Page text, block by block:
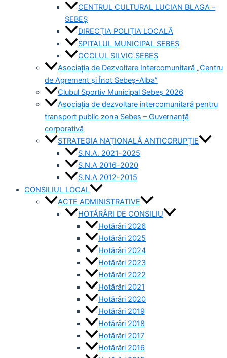
CENTRUL CULTURAL LUCIAN BLAGA –
SEBEȘ
DIRECȚIA POLIȚIA LOCALĂ
SPITALUL MUNICIPAL SEBEȘ
OCOLUL SILVIC SEBEȘ
Asociația de Dezvoltare Intercomunitară „Centru
de Agrement și Înot Sebeș-Alba”
Clubul Sportiv Municipal Sebeș 2026
Asociația de dezvoltare intercomunitară pentru
transport public zona Sebeș – Guvernanță
corporativă
STRATEGIA NAȚIONALĂ ANTICORUPȚIE
S.N.A. 2021-2025
S.N.A 2016-2020
S.N.A 2012-2015
CONSILIUL LOCAL
ACTE ADMINISTRATIVE
HOTĂRÂRI DE CONSILIU
Hotărâri 2026
Hotărâri 2025
Hotărâri 2024
Hotărâri 2023
Hotărâri 2022
Hotărâri 2021
Hotărâri 2020
Hotărâri 2019
Hotărâri 2018
Hotărâri 2017
Hotărâri 2016